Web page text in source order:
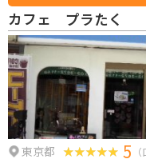
カフェ プラたく
東京都 5